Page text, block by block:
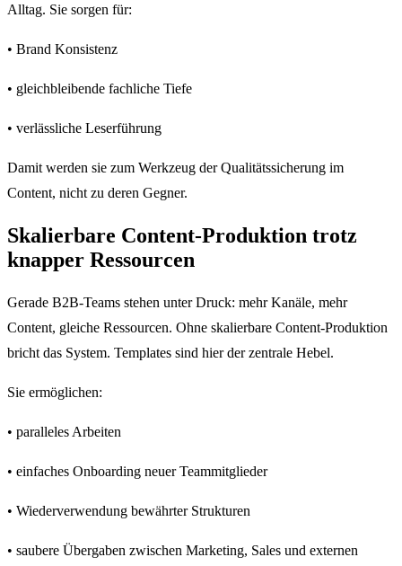
Alltag. Sie sorgen für:
• Brand Konsistenz
• gleichbleibende fachliche Tiefe
• verlässliche Leserführung
Damit werden sie zum Werkzeug der Qualitätssicherung im
Content, nicht zu deren Gegner.
Skalierbare Content-Produktion trotz
knapper Ressourcen
Gerade B2B-Teams stehen unter Druck: mehr Kanäle, mehr
Content, gleiche Ressourcen. Ohne skalierbare Content-Produktion
bricht das System. Templates sind hier der zentrale Hebel.
Sie ermöglichen:
• paralleles Arbeiten
• einfaches Onboarding neuer Teammitglieder
• Wiederverwendung bewährter Strukturen
• saubere Übergaben zwischen Marketing, Sales und externen